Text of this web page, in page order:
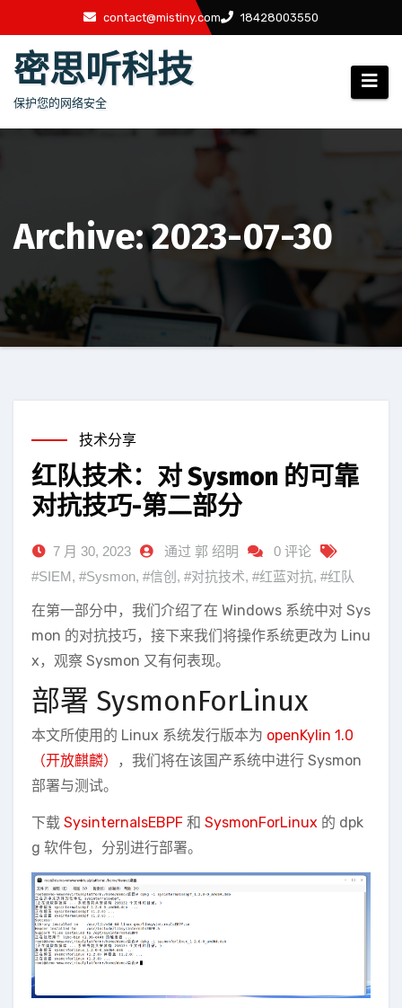
至
contact@mistiny.com 18428003550
密思听科技
保护您的网络安全
Archive: 2023-07-30
技术分享
红队技术：对 Sysmon 的可靠
对抗技巧-第二部分
7 月 30, 2023 通过 郭 绍明
0 评论
#SIEM, #Sysmon, #信创 , #对抗技术, #红蓝对抗, #红队
在第一部分中，我们介绍了在 Windows 系统中对 Sys
mon 的对抗技巧，接下来我们将操作系统更改为 Linu
x，观察 Sysmon 又有何表现。
部署 SysmonForLinux
本文所使用的 Linux 系统发行版本为 openKylin 1.0
（开放麒麟）
，我们将在该国产系统中进行 Sysmon
部署与测试。
下载 SysinternalsEBPF 和 SysmonForLinux 的 dpk
g 软件包，分别进行部署。